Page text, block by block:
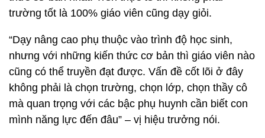
trường tốt là 100% giáo viên cũng dạy giỏi.
“Dạy nâng cao phụ thuộc vào trình độ học sinh,
nhưng với những kiến thức cơ bản thì giáo viên nào
cũng có thể truyền đạt được. Vấn đề cốt lõi ở đây
không phải là chọn trường, chọn lớp, chọn thầy cô
mà quan trọng với các bậc phụ huynh cần biết con
mình năng lực đến đâu” – vị hiệu trưởng nói.